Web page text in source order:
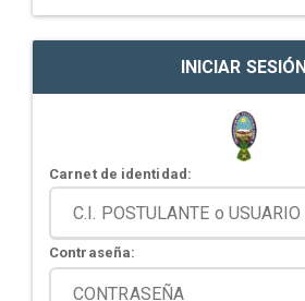
INICIAR SESIÓN
Carnet de identidad:
Contraseña: